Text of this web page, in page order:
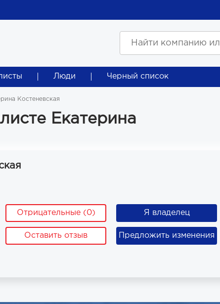
Люди Черный список
Костеневская
Екатерина
Отрицательные (0) Я владелец
Оставить отзыв Предложить изменения